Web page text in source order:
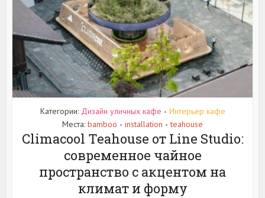
Категории: Дизайн уличных кафе • Интерьер кафе
Места: bamboo • installation • teahouse
Climacool Teahouse от Line Studio:
современное чайное
пространство с акцентом на
климат и форму